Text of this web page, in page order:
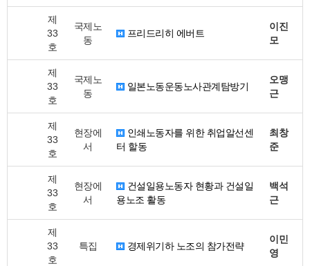
제
33
호
국제노
동
프리드리히 에버트
이진
모
제
33
호
국제노
동
일본노동운동노사관계탐방기
오맹
근
제
33
호
현장에
서
인쇄노동자를 위한 취업알선센
터 할동
최창
준
제
33
호
현장에
서
건설일용노동자 현황과 건설일
용노조 활동
백석
근
제
33
호
특집 경제위기하 노조의 참가전략
이민
영